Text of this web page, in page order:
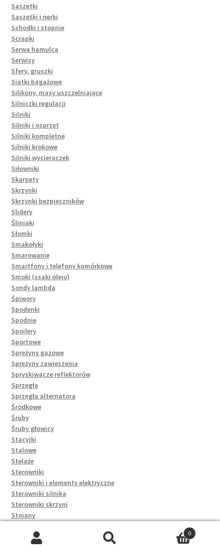
Saszetki
Saszetki i nerki
Schodki i stopnie
Scrapki
Serwa hamulca
Serwisy
Sfery, gruszki
Siatki bagażowe
Silikony, masy uszczelniające
Silniczki regulacji
Silniki
Silniki i osprzęt
Silniki kompletne
Silniki krokowe
Silniki wycieraczek
Siłowniki
Skarpety
Skrzynki
Skrzynki bezpieczników
Slidery
Śliniaki
Słomki
Smakołyki
Smarowanie
Smartfony i telefony komórkowe
Smoki (ssaki oleju)
Sondy lambda
Śpiwory
Spodenki
Spodnie
Spoilery
Sportowe
Sprężyny gazowe
Sprężyny zawieszenia
Spryskiwacze reflektorów
Sprzęgła
Sprzęgła alternatora
Środkowe
Śruby
Śruby głowicy
Stacyjki
Stalowe
Stelaże
Sterowniki
Sterowniki i elementy elektryczne
Sterowniki silnika
Sterowniki skrzyni
Stojany
0